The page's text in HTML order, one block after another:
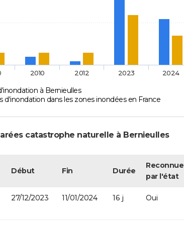
à Bernieulles
d'inondation dans les zones inondées en France
2010 2012 2023 2024
catastrophe naturelle à Bernieulles
Début Fin Durée
Reconnue
par l'état
27/12/2023 11/01/2024 16 j Oui